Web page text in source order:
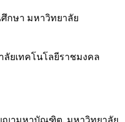
กษา มหาวิทยาลัย
ยเทคโนโลยีราชมงคล